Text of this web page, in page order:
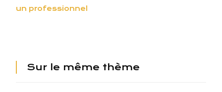
un professionnel
Sur le même thème